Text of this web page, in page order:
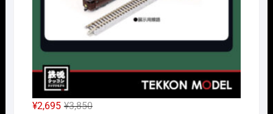
¥3,850元
¥2,695
現